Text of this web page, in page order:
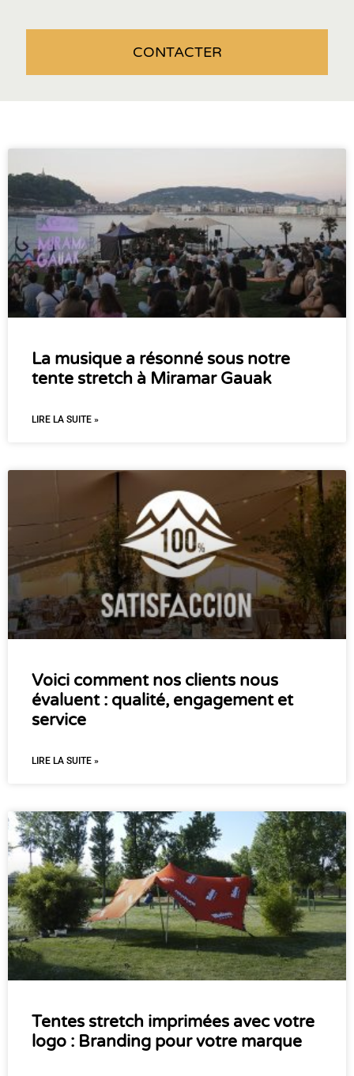
CONTACTER
La musique a résonné sous notre
tente stretch à Miramar Gauak
LIRE LA SUITE »
Voici comment nos clients nous
évaluent : qualité, engagement et
service
LIRE LA SUITE »
Tentes stretch imprimées avec votre
logo : Branding pour votre marque